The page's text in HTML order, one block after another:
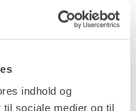
indhold og
sociale medier og til